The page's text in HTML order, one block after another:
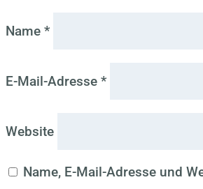
Name *
E-Mail-Adresse *
Website
Name, E-Mail-Adresse und